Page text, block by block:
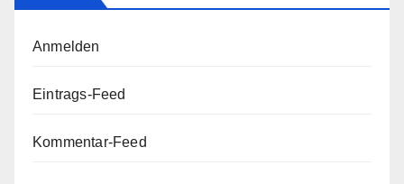
Anmelden
Eintrags-Feed
Kommentar-Feed